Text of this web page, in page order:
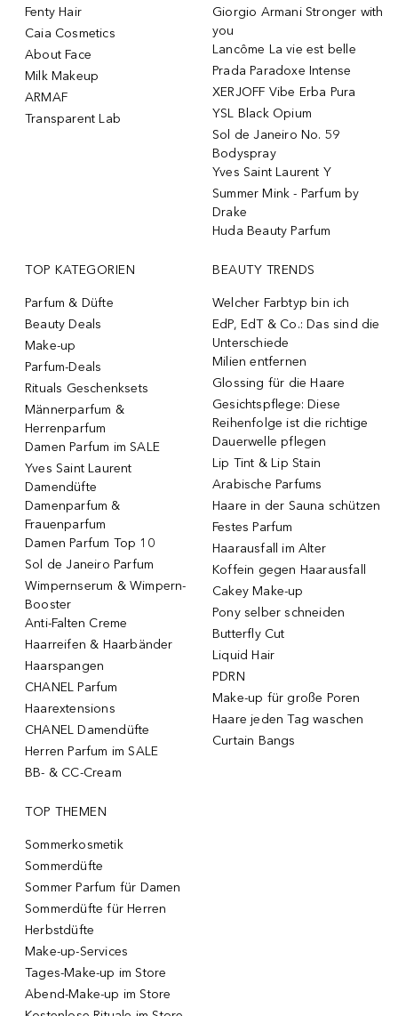
Fenty Hair
Caia Cosmetics
About Face
Milk Makeup
ARMAF
Transparent Lab
Giorgio Armani Stronger with
you
Lancôme La vie est belle
Prada Paradoxe Intense
XERJOFF Vibe Erba Pura
YSL Black Opium
Sol de Janeiro No. 59
Bodyspray
Yves Saint Laurent Y
Summer Mink - Parfum by
Drake
Huda Beauty Parfum
TOP KATEGORIEN
Parfum & Düfte
Beauty Deals
Make-up
Parfum-Deals
Rituals Geschenksets
Männerparfum &
Herrenparfum
Damen Parfum im SALE
Yves Saint Laurent
Damendüfte
Damenparfum &
Frauenparfum
Damen Parfum Top 10
Sol de Janeiro Parfum
Wimpernserum & Wimpern-
Booster
Anti-Falten Creme
Haarreifen & Haarbänder
Haarspangen
CHANEL Parfum
Haarextensions
CHANEL Damendüfte
Herren Parfum im SALE
BB- & CC-Cream
BEAUTY TRENDS
Welcher Farbtyp bin ich
EdP, EdT & Co.: Das sind die
Unterschiede
Milien entfernen
Glossing für die Haare
Gesichtspflege: Diese
Reihenfolge ist die richtige
Dauerwelle pflegen
Lip Tint & Lip Stain
Arabische Parfums
Haare in der Sauna schützen
Festes Parfum
Haarausfall im Alter
Koffein gegen Haarausfall
Cakey Make-up
Pony selber schneiden
Butterfly Cut
Liquid Hair
PDRN
Make-up für große Poren
Haare jeden Tag waschen
Curtain Bangs
TOP THEMEN
Sommerkosmetik
Sommerdüfte
Sommer Parfum für Damen
Sommerdüfte für Herren
Herbstdüfte
Make-up-Services
Tages-Make-up im Store
Abend-Make-up im Store